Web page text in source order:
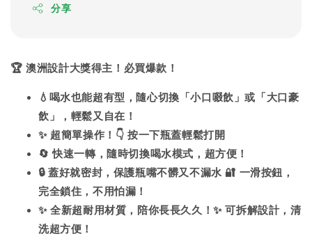
分享
🏆 澳洲設計大獎得主！必買爆款！
💧喝水也能超有型，隨心切換「小口啜飲」或「大口豪
飲」，輕鬆又自在！
✨ 超簡單操作！👇 按一下瓶蓋輕鬆打開
🔄 快速一轉，隨時切換喝水模式，超方便！
🔒 蓋好就密封，保護瓶嘴不髒又不漏水 🔐 一滑按鈕，
完全鎖住，不用怕漏！
✨ 全新超耐用材質，陪你長長久久！✨ 可拆解設計，清
洗超方便！